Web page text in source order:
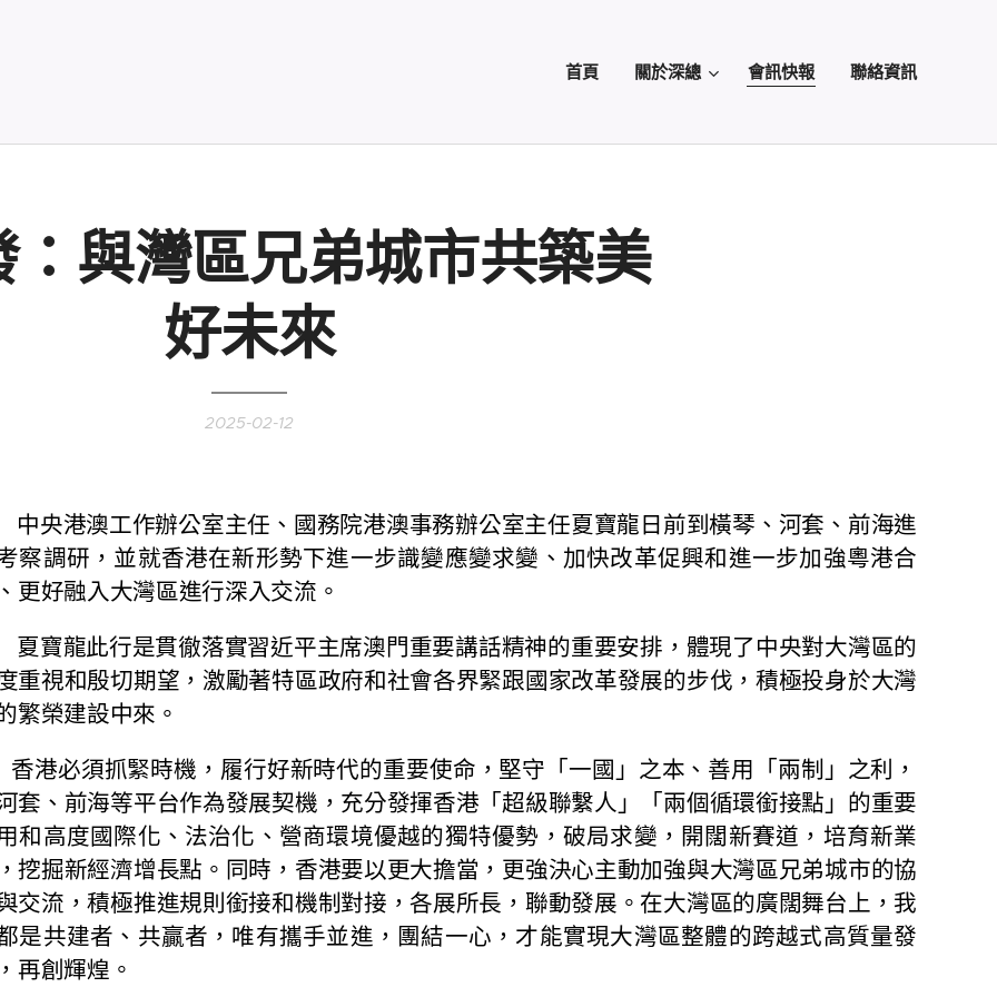
首頁 關於深總 會訊快報 聯絡資訊
：與灣區兄弟城市共築美
好未來
2025-02-12
港澳工作辦公室主任、國務院港澳事務辦公室主任夏寶龍日前到橫琴、河套、前海進
察調研，並就香港在新形勢下進一步識變應變求變、加快改革促興和進一步加強粵港合
更好融入大灣區進行深入交流。
龍此行是貫徹落實習近平主席澳門重要講話精神的重要安排，體現了中央對大灣區的
重視和殷切期望，激勵著特區政府和社會各界緊跟國家改革發展的步伐，積極投身於大灣
繁榮建設中來。
必須抓緊時機，履行好新時代的重要使命，堅守「一國」之本、善用「兩制」之利，
套、前海等平台作為發展契機，充分發揮香港「超級聯繫人」「兩個循環銜接點」的重要
和高度國際化、法治化、營商環境優越的獨特優勢，破局求變，開闊新賽道，培育新業
挖掘新經濟增長點。同時，香港要以更大擔當，更強決心主動加強與大灣區兄弟城市的協
交流，積極推進規則銜接和機制對接，各展所長，聯動發展。在大灣區的廣闊舞台上，我
是共建者、共贏者，唯有攜手並進，團結一心，才能實現大灣區整體的跨越式高質量發
再創輝煌。